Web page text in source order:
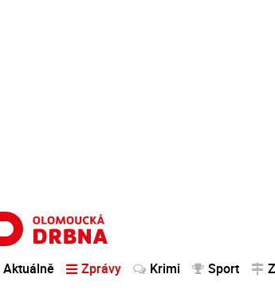
Aktuálně Zprávy Krimi Sport